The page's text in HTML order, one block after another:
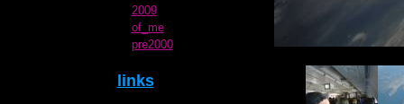
2009
of_me
pre2000
links